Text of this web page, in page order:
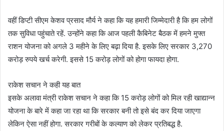
वहीं डिप्टी सीएम केशव प्रसाद मौर्य ने कहा कि यह हमारी जिम्मेदारी है कि हम लोगों
तक सुविधा पहुंचाते रहें. उन्होंने कहा कि आज पहली कैबिनेट बैठक में हमने मुफ्त
राशन योजना को अगले 3 महीने के लिए बढ़ा दिया है. इसके लिए सरकार 3,270
करोड़ रुपये खर्च करेगी. इससे 15 करोड़ लोगों को होगा फायदा होगा.
राकेश सचान ने कही यह बात
इसके अलावा मंत्री राकेश सचान ने कहा कि 15 करोड़ लोगों को मिल रही खाद्यान्न
योजना के बारे में कहा जा रहा था कि सरकार बनी तो इसे बंद कर दिया जाएगा
लेकिन ऐसा नहीं होगा. सरकार गरीबों के कल्याण को लेकर प्रतिबद्ध है.